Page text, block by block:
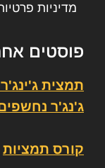
מדיניות
פוסטים
תמצית
ג'נג'ר
קורס תמציות